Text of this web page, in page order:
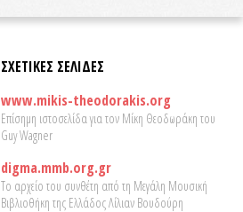
ΣΧΕΤΙΚΕΣ ΣΕΛΙΔΕΣ
www.mikis-theodorakis.org
Επίσημη ιστοσελίδα για τον Μίκη Θεοδωράκη του
Guy Wagner
digma.mmb.org.gr
Το αρχείο του συνθέτη από τη Μεγάλη Μουσική
Βιβλιοθήκη της Ελλάδος Λίλιαν Βουδούρη